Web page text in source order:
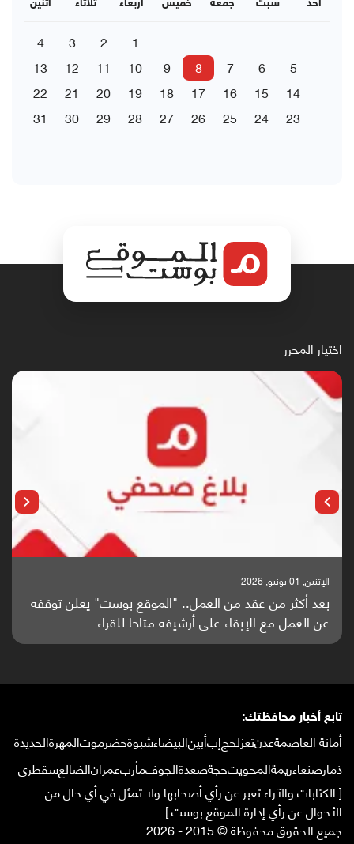
اثنين ثلاثاء اربعاء خميس جمعة سبت احد
1
2
3
4
5
6
7
8
9
10
11
12
13
14
15
16
17
18
19
20
21
22
23
24
25
26
27
28
29
30
31
اختيار المحرر
الإثنين, 25 مايو, 2026
باحثون من اليمن يدخلون سباق أبحاث ألزهايمر بدراسة
واعدة منشورة عالميا (ترجمة)
تابع أخبار محافظتك:
أمانة العاصمةعدنتعزلحجإبأبينالبيضاءشبوةحضرموتالمهرةالحديدة
ذمارصنعاءريمةالمحويتحجةصعدةالجوفمأربعمرانالضالعسقطرى
[ الكتابات والآراء تعبر عن رأي أصحابها ولا تمثل في أي حال من
الأحوال عن رأي إدارة الموقع بوست ]
جميع الحقوق محفوظة © 2015 - 2026